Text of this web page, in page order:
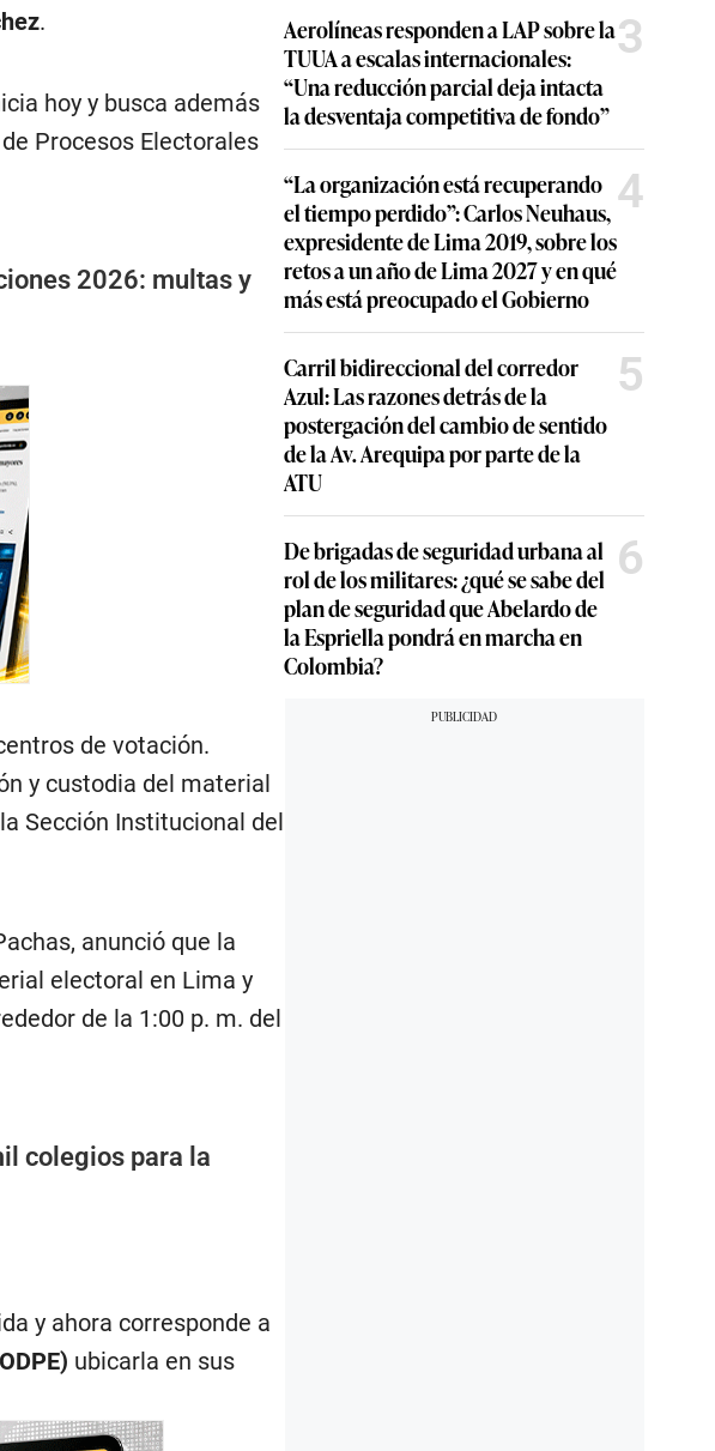
.
hoy y busca además
Procesos Electorales
2026: multas y
de votación.
y custodia del material
Sección Institucional del
anunció que la
electoral en Lima y
de la 1:00 p. m. del
colegios para la
y ahora corresponde a
ubicarla en sus
Aerolíneas responden a LAP sobre la
TUUA a escalas internacionales:
“Una reducción parcial deja intacta
la desventaja competitiva de fondo”
3
“La organización está recuperando
el tiempo perdido”: Carlos Neuhaus,
expresidente de Lima 2019, sobre los
retos a un año de Lima 2027 y en qué
más está preocupado el Gobierno
4
Carril bidireccional del corredor
Azul: Las razones detrás de la
postergación del cambio de sentido
de la Av. Arequipa por parte de la
ATU
5
De brigadas de seguridad urbana al
rol de los militares: ¿qué se sabe del
plan de seguridad que Abelardo de
la Espriella pondrá en marcha en
Colombia?
6